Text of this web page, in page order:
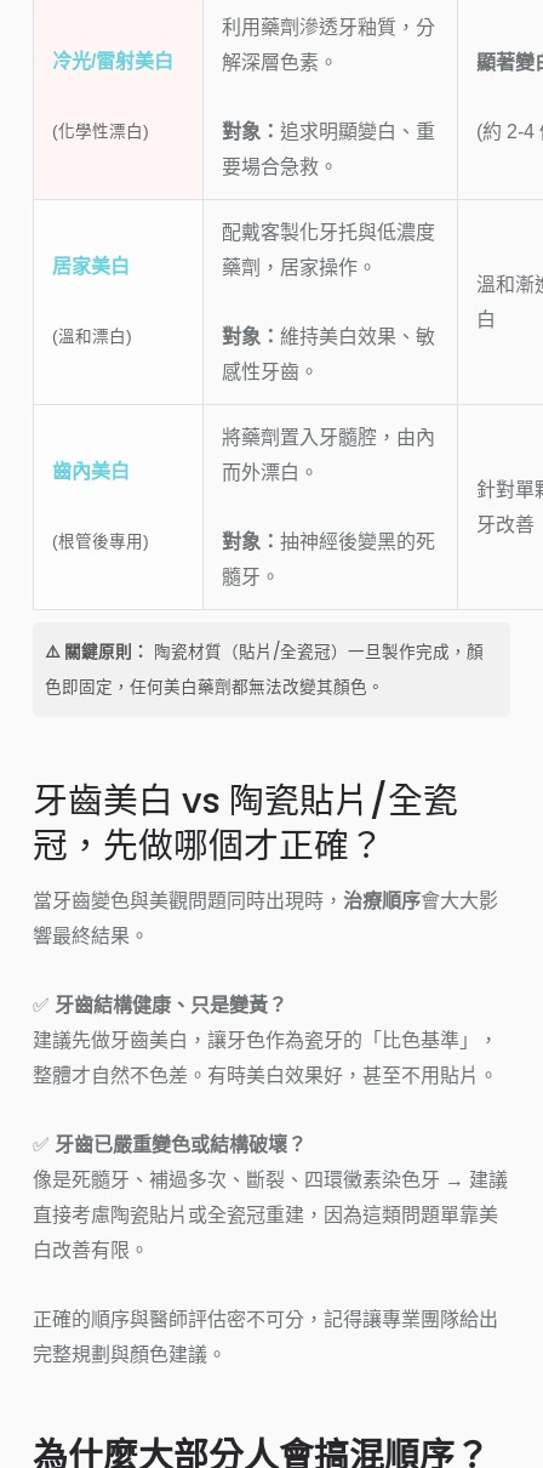
冷光/雷射美白
(化學性漂白)
利用藥劑滲透牙釉質，分
解深層色素。
對象： 追求明顯變白、重
要場合急救。
顯著變
(約 2-4
居家美白
(溫和漂白)
配戴客製化牙托與低濃度
藥劑，居家操作。
對象： 維持美白效果、敏
感性牙齒。
溫和漸
白
齒內美白
(根管後專用)
將藥劑置入牙髓腔，由內
而外漂白。
對象： 抽神經後變黑的死
髓牙。
針對單
牙改善
⚠️ 關鍵原則： 陶瓷材質（貼片/全瓷冠）一旦製作完成，顏
色即固定，任何美白藥劑都無法改變其顏色。
牙齒美白 vs 陶瓷貼片/全瓷
冠，先做哪個才正確？
當牙齒變色與美觀問題同時出現時， 治療順序會大大影
響最終結果。
✅ 牙齒結構健康、只是變黃？
建議先做牙齒美白，讓牙色作為瓷牙的「比色基準」，
整體才自然不色差。有時美白效果好，甚至不用貼片。
✅ 牙齒已嚴重變色或結構破壞？
像是死髓牙、補過多次、斷裂、四環黴素染色牙 → 建議
直接考慮陶瓷貼片或全瓷冠重建，因為這類問題單靠美
白改善有限。
正確的順序與醫師評估密不可分，記得讓專業團隊給出
完整規劃與顏色建議。
為什麼大部分人會搞混順序？